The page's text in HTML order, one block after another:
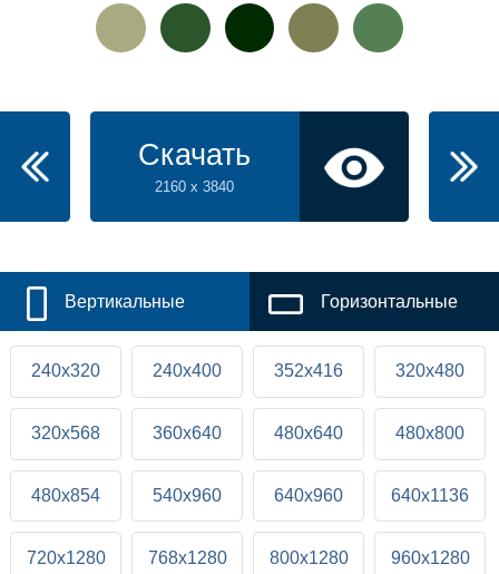
Скачать
2160 x 3840
Вертикальные Горизонтальные
240x320 240x400 352x416 320x480
320x568 360x640 480x640 480x800
480x854 540x960 640x960 640x1136
720x1280 768x1280 800x1280 960x1280